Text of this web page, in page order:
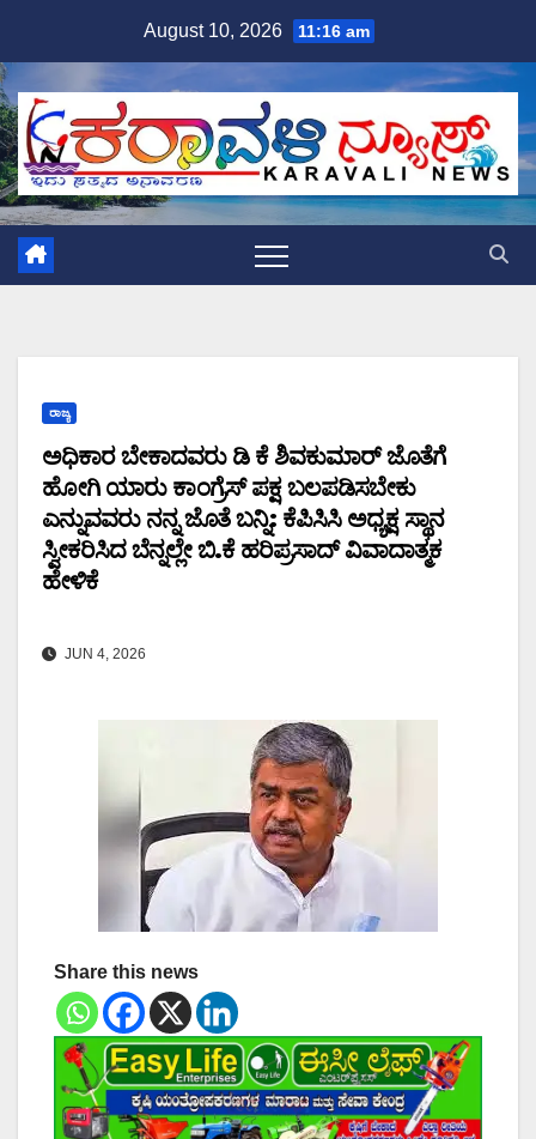
content
August 10, 2026 11:16 am
ರಾಜ್ಯ
ಅಧಿಕಾರ ಬೇಕಾದವರು ಡಿ ಕೆ ಶಿವಕುಮಾರ್ ಜೊತೆಗೆ
ಹೋಗಿ ಯಾರು ಕಾಂಗ್ರೆಸ್ ಪಕ್ಷ ಬಲಪಡಿಸಬೇಕು
ಎನ್ನುವವರು ನನ್ನ ಜೊತೆ ಬನ್ನಿ: ಕೆಪಿಸಿಸಿ ಅಧ್ಯಕ್ಷ ಸ್ಥಾನ
ಸ್ವೀಕರಿಸಿದ ಬೆನ್ನಲ್ಲೇ ಬಿ.ಕೆ ಹರಿಪ್ರಸಾದ್ ವಿವಾದಾತ್ಮಕ
ಹೇಳಿಕೆ
JUN 4, 2026
Share this news